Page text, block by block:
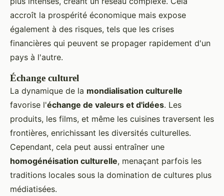
accroît la prospérité économique mais expose
également à des risques, tels que les crises
financières qui peuvent se propager rapidement d'un
pays à l'autre.
Échange culturel
La dynamique de la mondialisation culturelle
favorise l'échange de valeurs et d'idées. Les
produits, les films, et même les cuisines traversent les
frontières, enrichissant les diversités culturelles.
Cependant, cela peut aussi entraîner une
homogénéisation culturelle, menaçant parfois les
traditions locales sous la domination de cultures plus
médiatisées.